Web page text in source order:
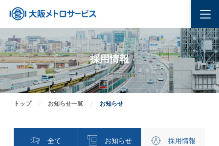
採用情報
トップ お知らせ一覧 お知らせ
全て お知らせ 採用情報